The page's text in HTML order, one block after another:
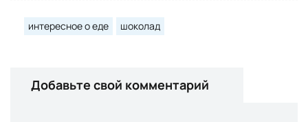
интересное о еде шоколад
Добавьте свой комментарий